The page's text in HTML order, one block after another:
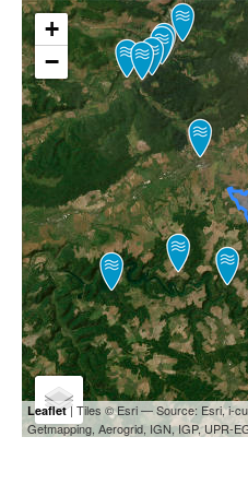
+
−
Leaflet| Tiles © Esri — Source: Esri, i-
Getmapping, Aerogrid, IGN, IGP, UPR-